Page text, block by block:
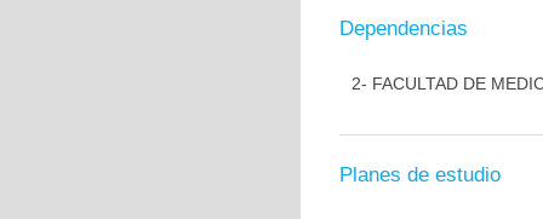
Dependencias
2- FACULTAD DE
Planes de estudio